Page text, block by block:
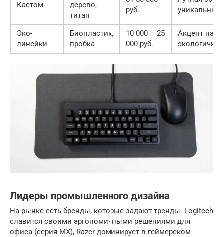
Кастом
дерево,
титан
руб.
Эко-
линейки
Биопластик,
пробка
10 000 – 25
000 руб.
Акцент на
Лидеры промышленного дизайна
На рынке есть бренды, которые задают тренды. Logitech
славится своими эргономичными решениями для
офиса (серия MX), Razer доминирует в геймерском